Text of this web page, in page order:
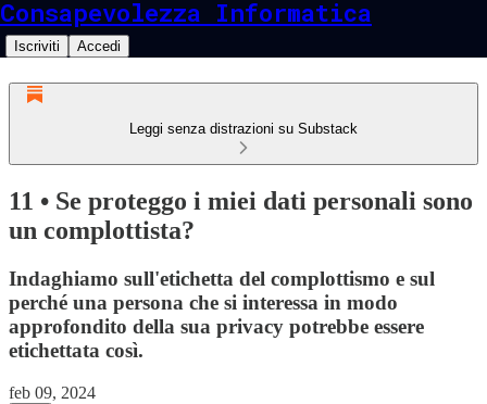
Consapevolezza Informatica
Iscriviti Accedi
Leggi senza distrazioni su Substack
11 • Se proteggo i miei dati personali sono
un complottista?
Indaghiamo sull'etichetta del complottismo e sul
perché una persona che si interessa in modo
approfondito della sua privacy potrebbe essere
etichettata così.
feb 09, 2024